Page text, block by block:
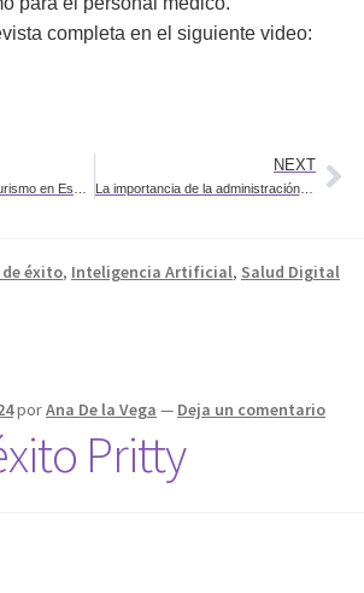
completa en el siguiente video:
NEXT
La importancia de la administración de bases de datos: Protegiendo el rendimiento y la rentabilidad del negocio
de éxito, Inteligencia Artificial, Salud Digital
porAna De la Vega — Deja un comentario
Pritty